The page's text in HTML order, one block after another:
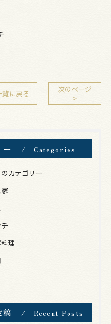
覧に戻る
次のページ
>
ー Categories
カテゴリー
理
稿 Recent Posts